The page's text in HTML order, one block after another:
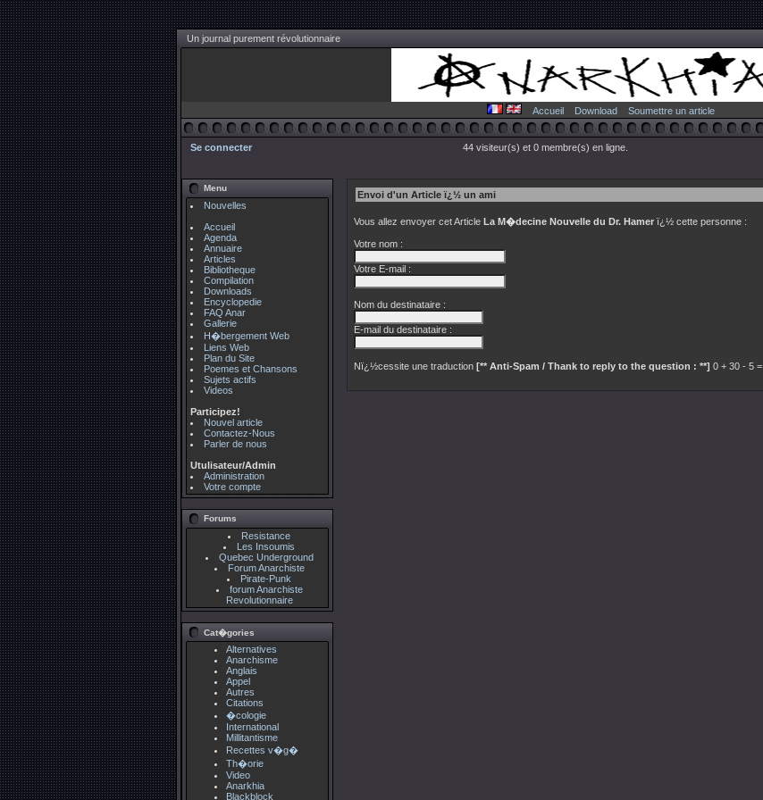
Un journal purement révolutionnaire
Accueil Download Soumettre un article
Se connecter 44 visiteur(s) et 0 membre(s) en ligne.
Menu
Nouvelles
Accueil
Agenda
Annuaire
Articles
Bibliotheque
Compilation
Downloads
Encyclopedie
FAQ Anar
Gallerie
H�bergement Web
Liens Web
Plan du Site
Poemes et Chansons
Sujets actifs
Videos
Participez!
Nouvel article
Contactez-Nous
Parler de nous
Utulisateur/Admin
Administration
Votre compte
Forums
Resistance
Les Insoumis
Quebec Underground
Forum Anarchiste
Pirate-Punk
forum Anarchiste
Revolutionnaire
Cat�gories
Alternatives
Anarchisme
Anglais
Appel
Autres
Citations
�cologie
International
Millitantisme
Recettes v�g�
Th�orie
Video
Anarkhia
Blackblock
Envoi d'un Article ï¿½ un ami
Vous allez envoyer cet Article La M�decine Nouvelle du Dr. Hamer ï¿½ cette personne :
Votre nom :
Votre E-mail :
Nom du destinataire :
E-mail du destinataire :
Nï¿½cessite une traduction [** Anti-Spam / Thank to reply to the question : **] 0 + 30 - 5 =